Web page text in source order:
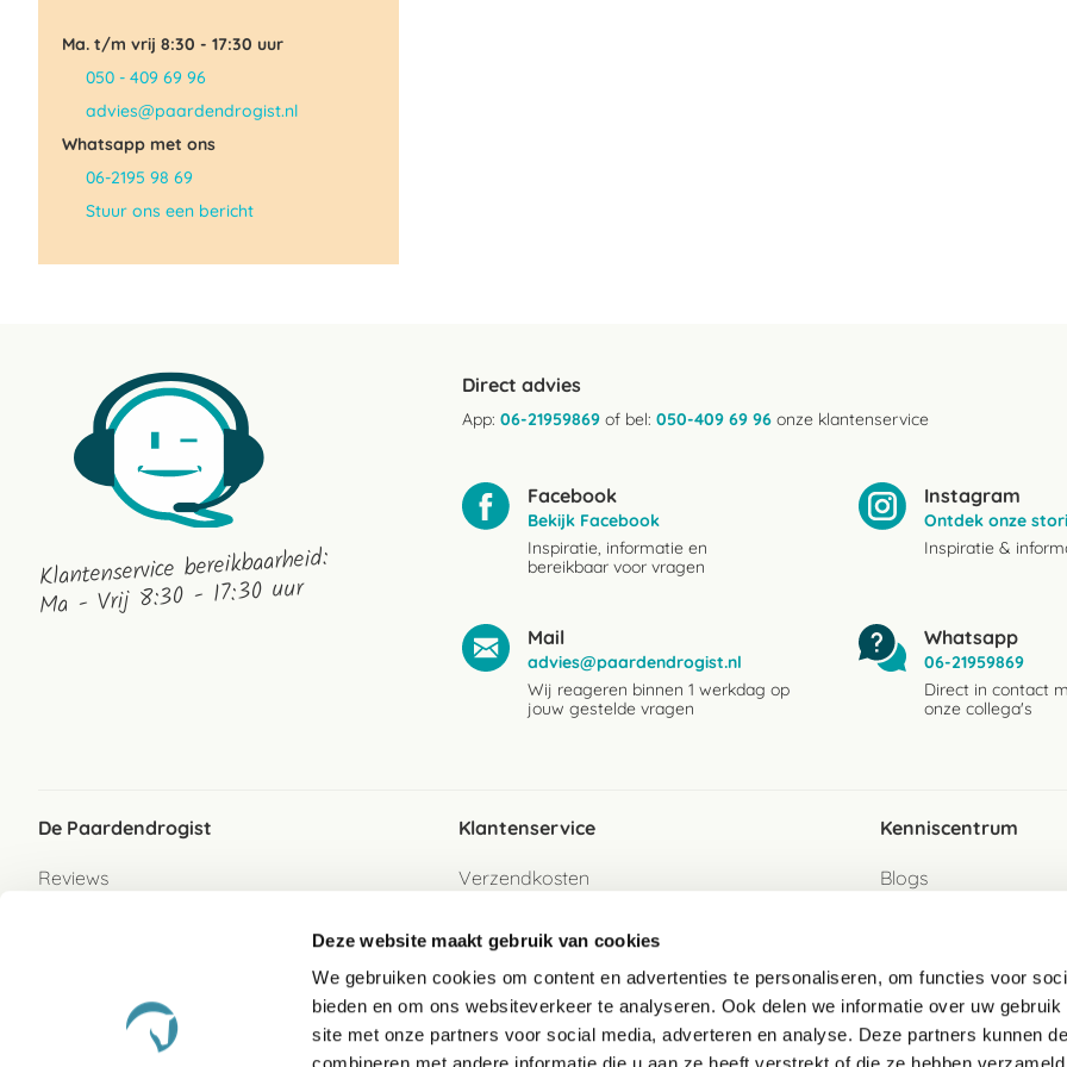
Deze website maakt gebruik van cookies
We gebruiken cookies om content en advertenties te personaliseren, om functies voor
bieden en om ons websiteverkeer te analyseren. Ook delen we informatie over uw gebruik
site met onze partners voor social media, adverteren en analyse. Deze partners kunnen
Ma. t/m vrij 8:30 - 17:30 uur
050 - 409 69 96
advies@paardendrogist.nl
Whatsapp met ons
06-2195 98 69
Stuur ons een bericht
Klantenservice bereikbaarheid:
Ma - Vrij 8:30 - 17:30 uur
Direct advies
App: 06-21959869 of bel: 050-409 69 96 onze klantenservice
Facebook
Bekijk Facebook
Inspiratie, informatie en
bereikbaar voor vragen
Instagram
Ontdek onze
Inspiratie &
Mail
advies@paardendrogist.nl
Wij reageren binnen 1 werkdag op
jouw gestelde vragen
Whatsapp
06-21959869
Direct in contact
onze collega's
De Paardendrogist
Reviews
Klantenservice
Verzendkosten
Betaalwijzen
Retour
Retour sturen als gast
Kenniscentrum
Blogs